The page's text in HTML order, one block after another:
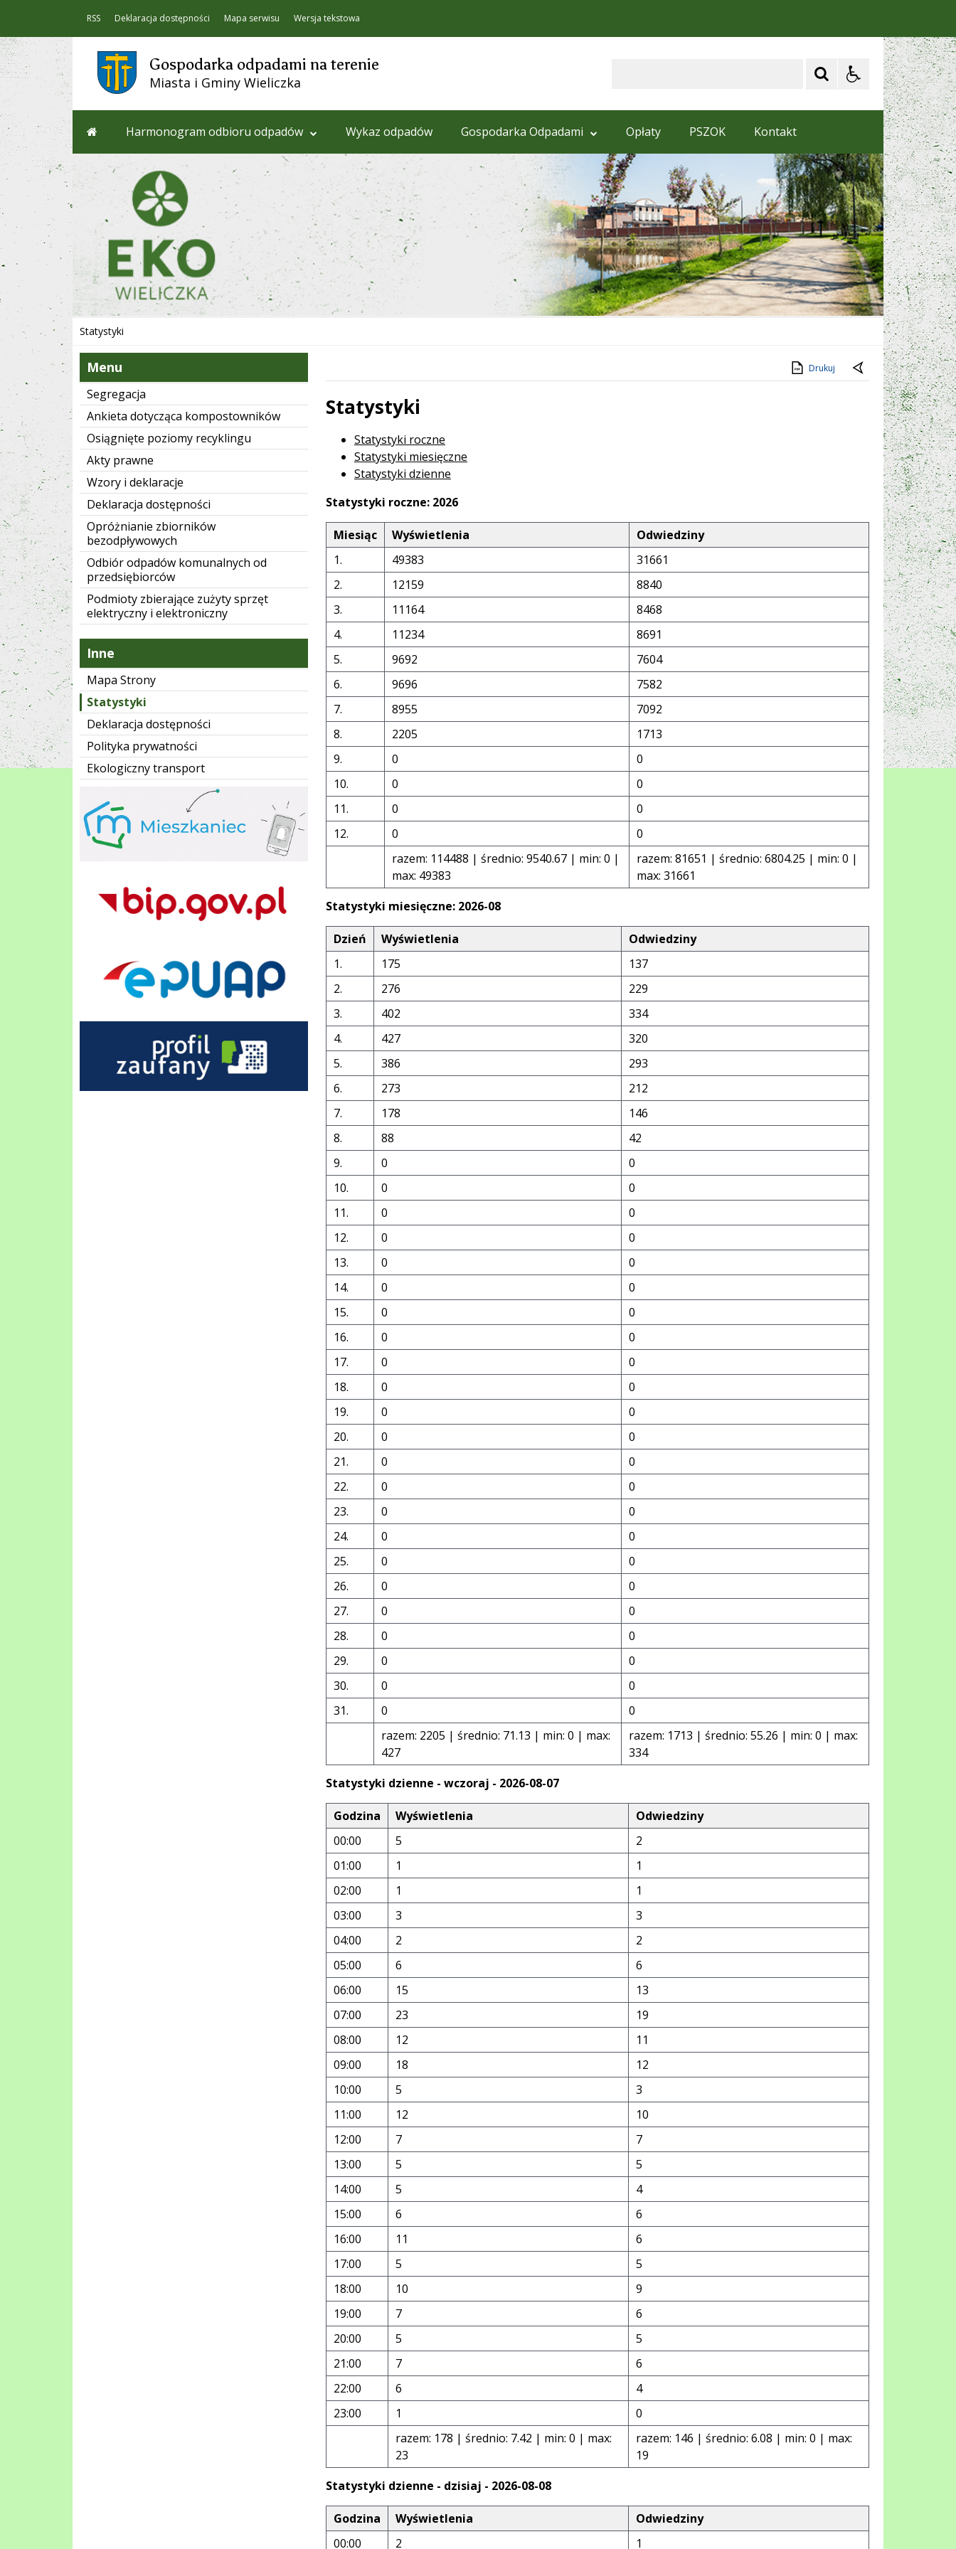
RSS Deklaracja dostępności Mapa serwisu Wersja tekstowa
Gospodarka odpadami na terenie
Miasta i Gminy Wieliczka
Harmonogram odbioru odpadów Wykaz odpadów Gospodarka Odpadami Opłaty PSZOK Kontakt
Statystyki
Menu
Segregacja
Ankieta dotycząca kompostowników
Osiągnięte poziomy recyklingu
Akty prawne
Wzory i deklaracje
Deklaracja dostępności
Opróżnianie zbiorników
bezodpływowych
Odbiór odpadów komunalnych od
przedsiębiorców
Podmioty zbierające zużyty sprzęt
elektryczny i elektroniczny
Inne
Mapa Strony
Statystyki
Deklaracja dostępności
Polityka prywatności
Ekologiczny transport
Drukuj
Statystyki
Statystyki roczne
Statystyki miesięczne
Statystyki dzienne
Statystyki roczne: 2026
Miesiąc Wyświetlenia
Odwiedziny
1.
49383
31661
2.
12159
8840
3.
11164
8468
4.
11234
8691
5.
9692
7604
6.
9696
7582
7.
8955
7092
8.
2205
1713
9.
0
0
10.
0
0
11.
0
0
12.
0
0
razem: 114488 | średnio: 9540.67 | min: 0 |
max: 49383
razem: 81651 | średnio: 6804.25 | min: 0 |
max: 31661
Statystyki miesięczne: 2026-08
Dzień Wyświetlenia
Odwiedziny
1.
175
137
2.
276
229
3.
402
334
4.
427
320
5.
386
293
6.
273
212
7.
178
146
8.
88
42
9.
0
0
10.
0
0
11.
0
0
12.
0
0
13.
0
0
14.
0
0
15.
0
0
16.
0
0
17.
0
0
18.
0
0
19.
0
0
20.
0
0
21.
0
0
22.
0
0
23.
0
0
24.
0
0
25.
0
0
26.
0
0
27.
0
0
28.
0
0
29.
0
0
30.
0
0
31.
0
0
razem: 2205 | średnio: 71.13 | min: 0 | max:
427
razem: 1713 | średnio: 55.26 | min: 0 | max:
334
Statystyki dzienne - wczoraj - 2026-08-07
Godzina Wyświetlenia
Odwiedziny
00:00
5
2
01:00
1
1
02:00
1
1
03:00
3
3
04:00
2
2
05:00
6
6
06:00
15
13
07:00
23
19
08:00
12
11
09:00
18
12
10:00
5
3
11:00
12
10
12:00
7
7
13:00
5
5
14:00
5
4
15:00
6
6
16:00
11
6
17:00
5
5
18:00
10
9
19:00
7
6
20:00
5
5
21:00
7
6
22:00
6
4
23:00
1
0
razem: 178 | średnio: 7.42 | min: 0 | max:
23
razem: 146 | średnio: 6.08 | min: 0 | max:
19
Statystyki dzienne - dzisiaj - 2026-08-08
Godzina Wyświetlenia
Odwiedziny
00:00
2 1